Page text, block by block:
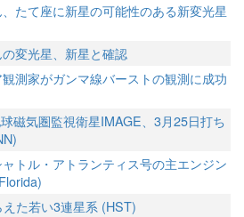
たて座に新星の可能性のある新変光星
変光星、新星と確認
測家がガンマ線バーストの観測に成功
磁気圏監視衛星IMAGE、3月25日打ち
トル・アトランティス号の主エンジン
た若い3連星系 (HST)